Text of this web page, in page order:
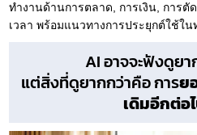
ทำงานด้านการตลาด, การเงิน, การ
เวลา พร้อมแนวทางการประยุกต์ใช้ใ
AI อาจจะฟังดูยา
แต่สิ่งที่ดูยากกว่าคือ การย
เดิมอีกต่อ